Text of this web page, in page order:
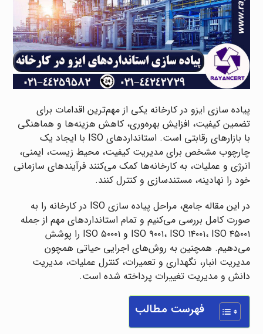
پیاده سازی ایزو در کارخانه یکی از مهم‌ترین اقدامات برای
تضمین کیفیت، افزایش بهره‌وری، کاهش هزینه‌ها و هماهنگی
با بازارهای رقابتی است. استانداردهای ISO با ایجاد یک
چارچوب مشخص برای مدیریت کیفیت، محیط زیست، ایمنی،
انرژی و عملیات، به کارخانه‌ها کمک می‌کنند فرآیندهای سازمانی
خود را نهادینه، مستندسازی و کنترل کنند.
در این مقاله جامع، مراحل پیاده سازی ISO در کارخانه را به
صورت کامل بررسی می‌کنیم و تمام استانداردهای مهم از جمله
ISO ۹۰۰۱، ISO ۱۴۰۰۱، ISO ۴۵۰۰۱ و ISO ۵۰۰۰۱ را پوشش
می‌دهیم. همچنین به روش‌های اجرایی حیاتی همچون
مدیریت انبار، نگهداری و تعمیرات، کنترل عملیات، مدیریت
دانش و مدیریت تغییرات پرداخته شده است.
فهرست مطالب